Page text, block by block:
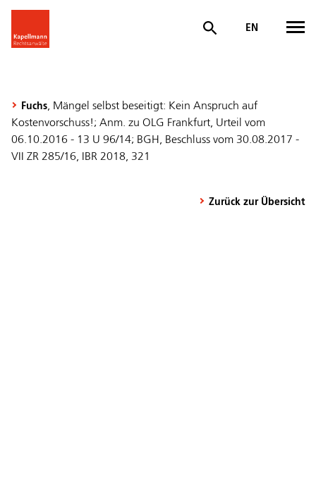
EN
Fuchs, Mängel selbst beseitigt: Kein Anspruch auf
Kostenvorschuss!; Anm. zu OLG Frankfurt, Urteil vom
06.10.2016 - 13 U 96/14; BGH, Beschluss vom 30.08.2017 -
VII ZR 285/16, IBR 2018, 321
Zurück zur Übersicht